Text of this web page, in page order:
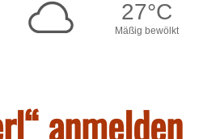
anmelden